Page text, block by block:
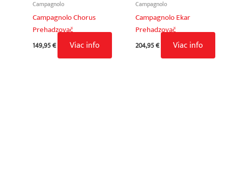
Campagnolo
Campagnolo Chorus
Prehadzovač
149,95€ Viac info
Campagnolo
Campagnolo Ekar
Prehadzovač
204,95€ Viac info